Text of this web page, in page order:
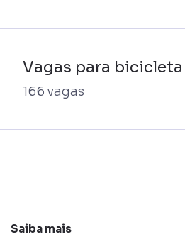
Vagas para bicicleta
166 vagas
Saiba mais